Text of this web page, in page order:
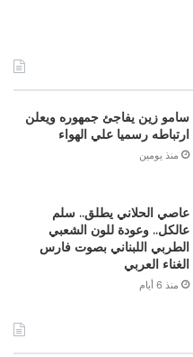
سامو زين يفاجئ جمهوره ويعلن
ارتباطه رسميا علي الهواء
منذ يومين
عاصي الحلاني يطلق.. سلم
عالكل.. وعودة للون الشعبي
الطربي اللبناني بصوت فارس
الغناء العربي
منذ 6 أيام